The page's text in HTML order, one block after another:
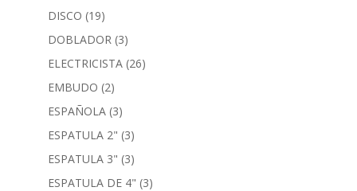
DISCO (19)
DOBLADOR (3)
ELECTRICISTA (26)
EMBUDO (2)
ESPAÑOLA (3)
ESPATULA 2" (3)
ESPATULA 3" (3)
ESPATULA DE 4" (3)